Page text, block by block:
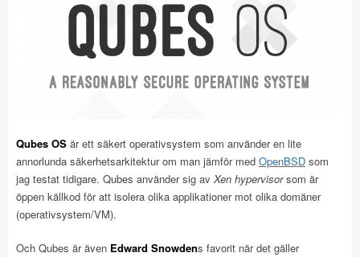
Qubes OS är ett säkert operativsystem som använder en lite
annorlunda säkerhetsarkitektur om man jämför med OpenBSD som
jag testat tidigare. Qubes använder sig av Xen hypervisorsom är
öppen källkod för att isolera olika applikationer mot olika domäner
(operativsystem/VM).
Och Qubes är även Edward Snowdens favorit när det gäller